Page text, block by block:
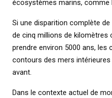
écosystèmes marins, comme
Si une disparition complète de
de cinq millions de kilomètres
prendre environ 5000 ans, les
contours des mers
avant.
Dans le contexte actuel de